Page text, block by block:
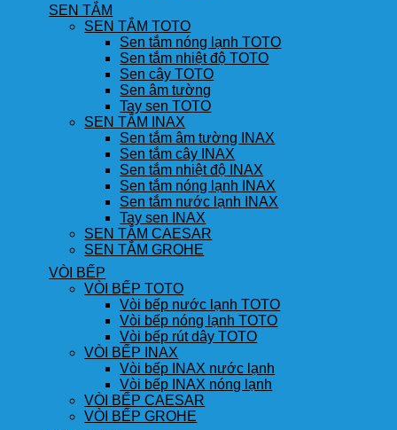
SEN TẮM
SEN TẮM TOTO
Sen tắm nóng lạnh TOTO
Sen tắm nhiệt độ TOTO
Sen cây TOTO
Sen âm tường
Tay sen TOTO
SEN TẮM INAX
Sen tắm âm tường INAX
Sen tắm cây INAX
Sen tắm nhiệt độ INAX
Sen tắm nóng lạnh INAX
Sen tắm nước lạnh INAX
Tay sen INAX
SEN TẮM CAESAR
SEN TẮM GROHE
VÒI BẾP
VÒI BẾP TOTO
Vòi bếp nước lạnh TOTO
Vòi bếp nóng lạnh TOTO
Vòi bếp rút dây TOTO
VÒI BẾP INAX
Vòi bếp INAX nước lạnh
Vòi bếp INAX nóng lạnh
VÒI BẾP CAESAR
VÒI BẾP GROHE